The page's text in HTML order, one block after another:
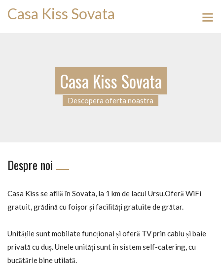
Casa Kiss Sovata
Casa Kiss Sovata
Descopera oferta noastra
Despre noi
Casa Kiss se afllă în Sovata, la 1 km de lacul Ursu.Oferă WiFi
gratuit, grădină cu foișor și facilități gratuite de grătar.
Unitățile sunt mobilate funcțional și oferă TV prin cablu și baie
privată cu duș. Unele unități sunt în sistem self-catering, cu
bucătărie bine utilată.